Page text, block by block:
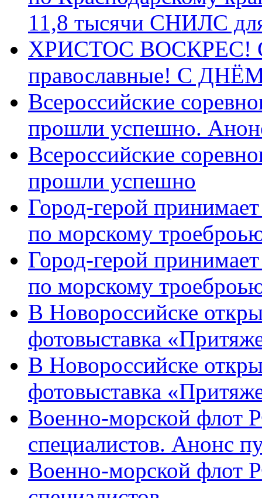
11,8 тысячи СНИЛС
ХРИСТОС ВОСКРЕС! С
православные! C
Всероссийские
прошли успешно.
Всероссийские
прошли успешно
Город-герой
по морскому
Город-герой
по морскому
В Новороссийске
фотовыставка
В Новороссийске
фотовыставка
Военно-морской флот
специалистов. Анонс
Военно-морской флот